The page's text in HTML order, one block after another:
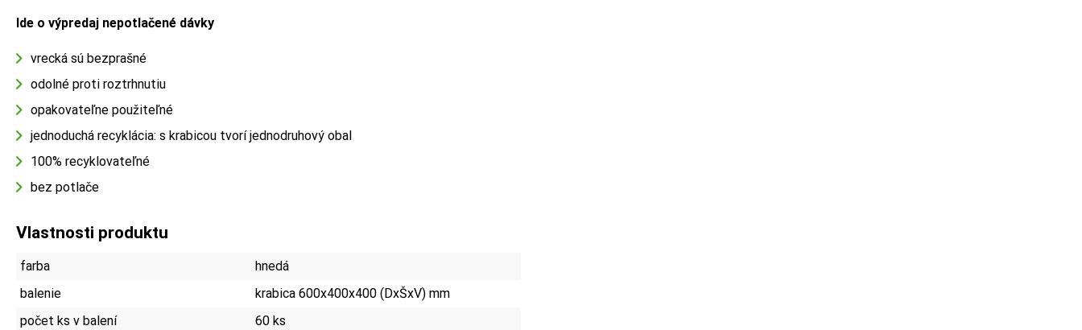
Ide o výpredaj nepotlačené dávky
vrecká sú bezprašné
odolné proti roztrhnutiu
opakovateľne použiteľné
jednoduchá recyklácia: s krabicou tvorí jednodruhový obal
100% recyklovateľné
bez potlače
Vlastnosti produktu
farba
hnedá
balenie
krabica 600x400x400 (DxŠxV) mm
počet ks v balení
60 ks